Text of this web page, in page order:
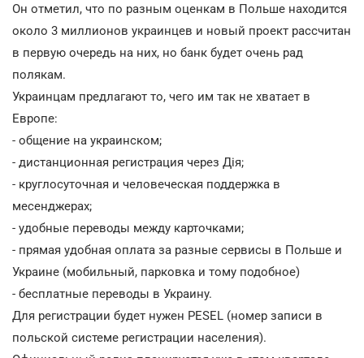
Он отметил, что по разным оценкам в Польше находится
около 3 миллионов украинцев и новый проект рассчитан
в первую очередь на них, но банк будет очень рад
полякам.
Украинцам предлагают то, чего им так не хватает в
Европе:
- общение на украинском;
- дистанционная регистрация через Дія;
- круглосуточная и человеческая поддержка в
месенджерах;
- удобные переводы между карточками;
- прямая удобная оплата за разные сервисы в Польше и
Украине (мобильный, парковка и тому подобное)
- бесплатные переводы в Украину.
Для регистрации будет нужен PESEL (номер записи в
польской системе регистрации населения).